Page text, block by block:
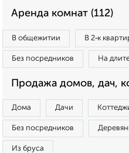
Аренда комнат (112)
В общежитии В 2‑к
Без посредников На
Продажа домов, дач,
Дома Дачи
Без посредников
Из бруса